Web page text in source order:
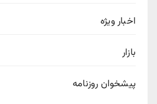
اخبار ویژه
بازار
پیشخوان روزنامه